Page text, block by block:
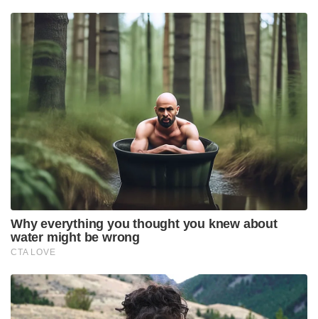
Why everything you thought you knew about
water might be wrong
CTA LOVE